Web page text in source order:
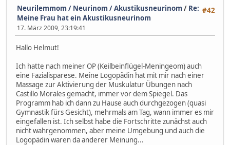
#42
Neurilemmom / Neurinom / Akustikusneurinom / Re:
Meine Frau hat ein Akustikusneurinom
17. März 2009, 23:19:41
Hallo Helmut!
Ich hatte nach meiner OP (Keilbeinflügel-Meningeom) auch
eine Fazialisparese. Meine Logopädin hat mit mir nach einer
Massage zur Aktivierung der Muskulatur Übungen nach
Castillo Morales gemacht, immer vor dem Spiegel. Das
Programm hab ich dann zu Hause auch durchgezogen (quasi
Gymnastik fürs Gesicht), mehrmals am Tag, wann immer es mir
eingefallen ist. Ich selbst habe die Fortschritte zunächst auch
nicht wahrgenommen, aber meine Umgebung und auch die
Logopädin waren da anderer Meinung...